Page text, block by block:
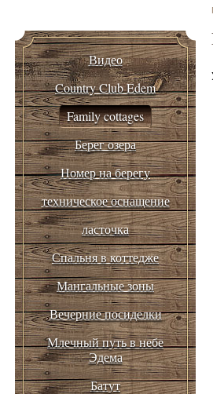
Видео
Country Club Edem
Family cottages
Берег озера
Номер на берегу
техническое оснащение
ласточка
Спальня в коттедже
Мангальные зоны
Вечерние посиделки
Млечный путь в небе
Эдема
Батут